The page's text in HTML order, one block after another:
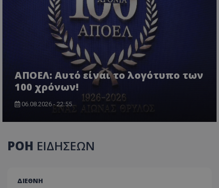
ΑΠΟΕΛ: Αυτό είναι το λογότυπο των
100 χρόνων!
06.08.2026 - 22:55
ΡΟΗ ΕΙΔΗΣΕΩΝ
ΔΙΕΘΝΗ